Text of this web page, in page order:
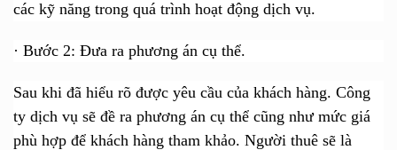
các kỹ năng trong quá trình hoạt động dịch vụ.
· Bước 2: Đưa ra phương án cụ thể.
Sau khi đã hiểu rõ được yêu cầu của khách hàng. Công
ty dịch vụ sẽ đề ra phương án cụ thể cũng như mức giá
phù hợp để khách hàng tham khảo. Người thuê sẽ là